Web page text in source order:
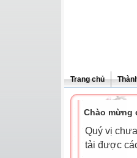
Trang chủ
Chào mừng
Quý vị
tải được